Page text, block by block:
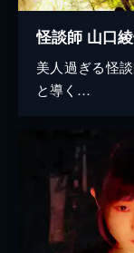
怪談師 山口
美人過ぎる怪
と導く…